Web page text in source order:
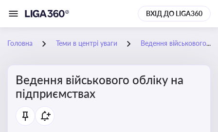
ВХІД ДО LIGA360
Головна Теми в центрі уваги Ведення військового обліку на підприємствах
Ведення військового обліку на
підприємствах